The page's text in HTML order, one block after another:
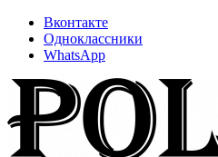
Вконтакте
Одноклассники
WhatsApp